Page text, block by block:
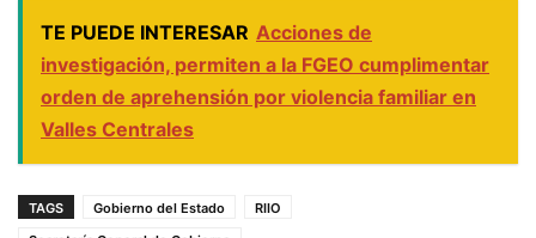
TE PUEDE INTERESAR Acciones de
investigación, permiten a la FGEO cumplimentar
orden de aprehensión por violencia familiar en
Valles Centrales
TAGS Gobierno del Estado
RIIO